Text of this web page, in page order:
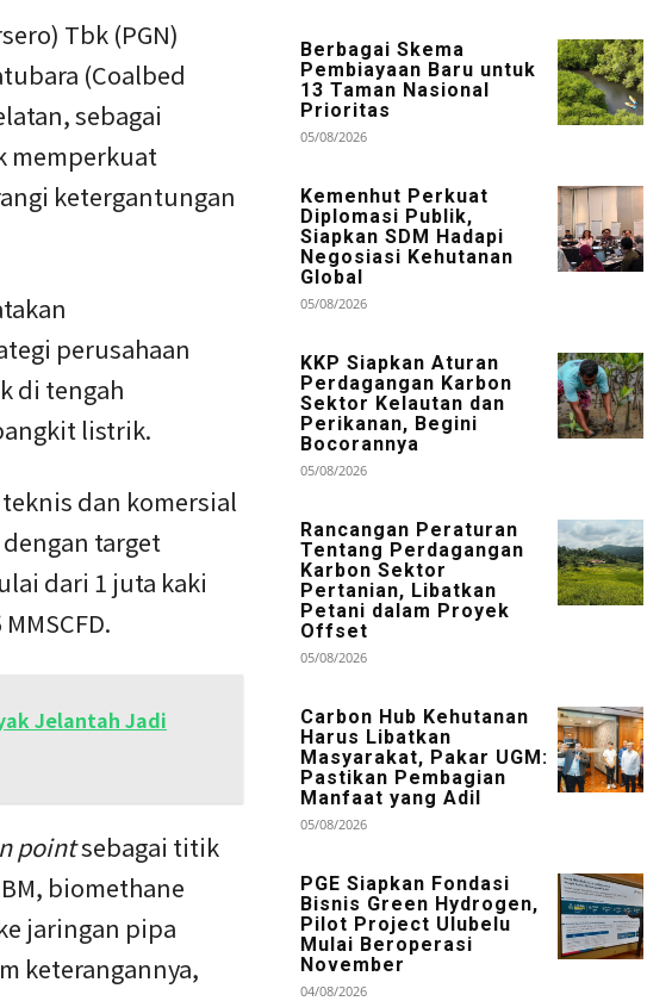
Tbk (PGN)
(Coalbed
sebagai
memperkuat
ketergantungan
perusahaan
di tengah
listrik.
dan komersial
target
dari 1 juta kaki
Jelantah Jadi
pointsebagai titik
biomethane
jaringan pipa
keterangannya,
Berbagai Skema
Pembiayaan Baru untuk
13 Taman Nasional
Prioritas
05/08/2026
Kemenhut Perkuat
Diplomasi Publik,
Siapkan SDM Hadapi
Negosiasi Kehutanan
Global
05/08/2026
KKP Siapkan Aturan
Perdagangan Karbon
Sektor Kelautan dan
Perikanan, Begini
Bocorannya
05/08/2026
Rancangan Peraturan
Tentang Perdagangan
Karbon Sektor
Pertanian, Libatkan
Petani dalam Proyek
Offset
05/08/2026
Carbon Hub Kehutanan
Harus Libatkan
Masyarakat, Pakar UGM:
Pastikan Pembagian
Manfaat yang Adil
05/08/2026
PGE Siapkan Fondasi
Bisnis Green Hydrogen,
Pilot Project Ulubelu
Mulai Beroperasi
November
04/08/2026